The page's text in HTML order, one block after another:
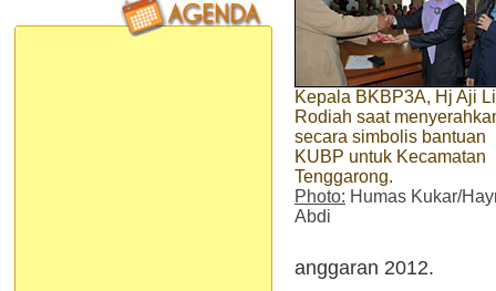
Kepala BKBP3A, Hj Aji
Rodiah saat
secara simbolis bantuan
KUBP untuk Kecamatan
Tenggarong.
Photo: Humas Kukar/
Abdi
anggaran 2012.